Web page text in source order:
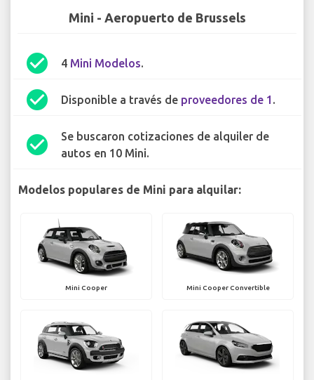
Mini - Aeropuerto de Brussels
check_circle 4 Mini Modelos.
check_circle Disponible a través de proveedores de 1 .
check_circle
Se buscaron cotizaciones de alquiler de
autos en 10 Mini.
Modelos populares de Mini para alquilar:
Mini Cooper Mini Cooper Convertible